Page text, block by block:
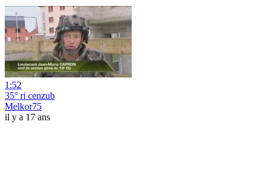
1:52
35° ri cenzub
Melkor75
il y a 17 ans